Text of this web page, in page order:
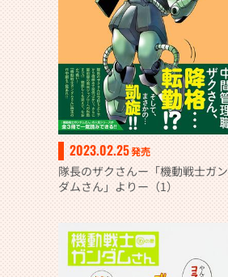
2023.02.25発売
隊長のザクさんー「機動戦士ガン
ダムさん」よりー（1）